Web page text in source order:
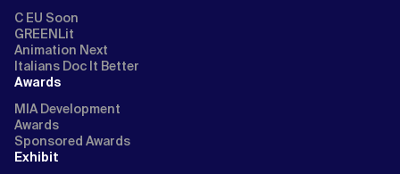
C EU Soon
GREENLit
Animation Next
Italians Doc It Better
Awards
MIA Development
Awards
Sponsored Awards
Exhibit